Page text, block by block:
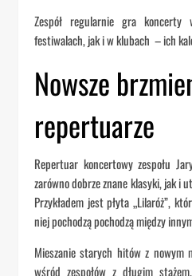
Zespół regularnie gra koncerty
festiwalach, jak i w klubach – ich
Nowsze
repertuarze
Repertuar koncertowy zespołu
zarówno dobrze znane klasyki, jak i
Przykładem jest płyta „Lilaróż”,
niej pochodzą pochodzą między
Mieszanie starych hitów z nowym
wśród zespołów z długim